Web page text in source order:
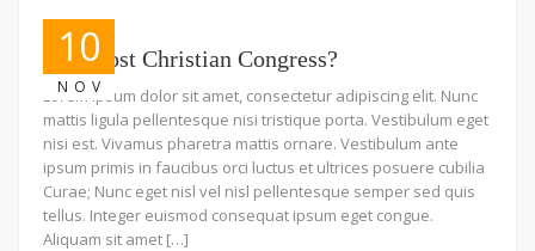
10
NOV
Our Most Christian Congress?
Lorem ipsum dolor sit amet, consectetur adipiscing elit. Nunc
mattis ligula pellentesque nisi tristique porta. Vestibulum eget
nisi est. Vivamus pharetra mattis ornare. Vestibulum ante
ipsum primis in faucibus orci luctus et ultrices posuere cubilia
Curae; Nunc eget nisl vel nisl pellentesque semper sed quis
tellus. Integer euismod consequat ipsum eget congue.
Aliquam sit amet […]